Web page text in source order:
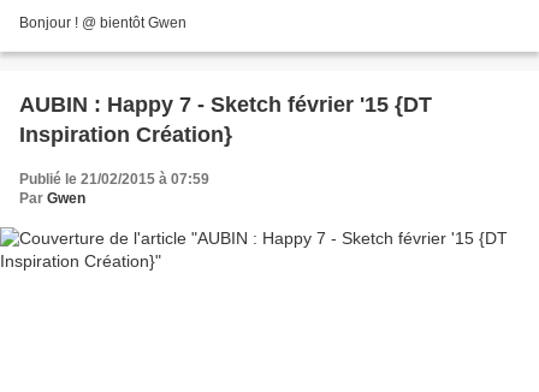
Bonjour ! @ bientôt Gwen
AUBIN : Happy 7 - Sketch février '15 {DT
Inspiration Création}
Publié le 21/02/2015 à 07:59
Par Gwen